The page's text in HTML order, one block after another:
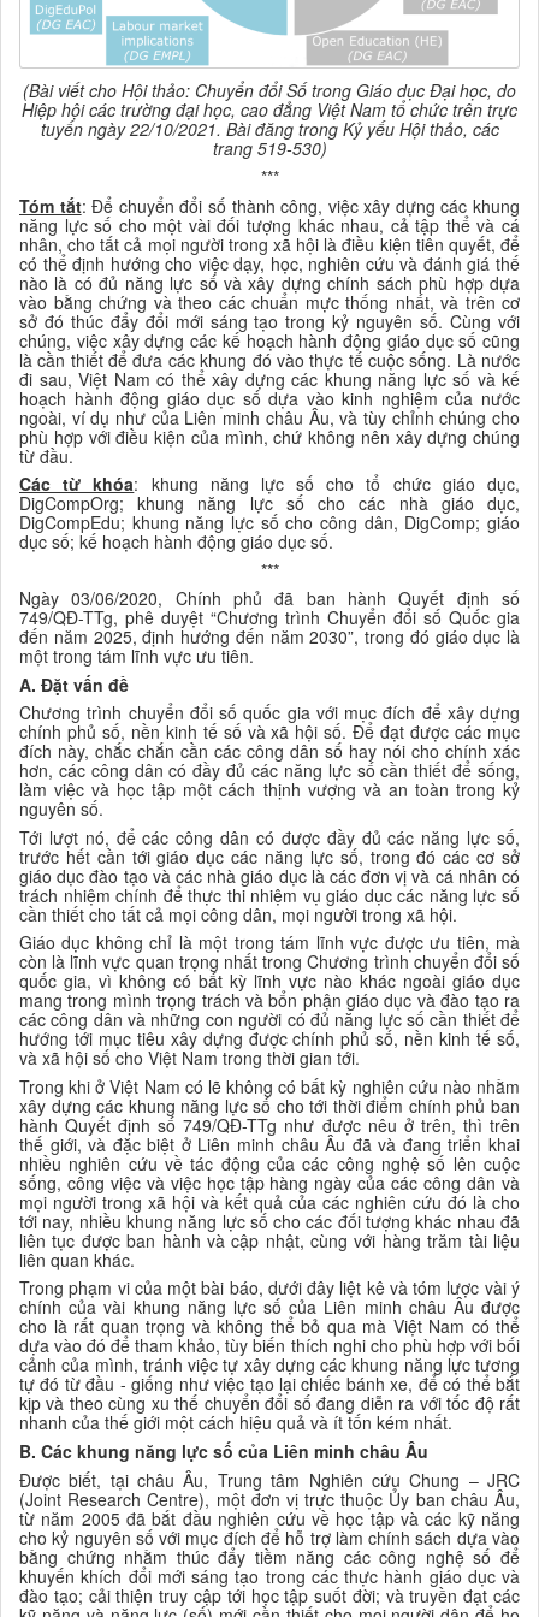
(Bài viết cho Hội thảo: Chuyển đổi Số trong Giáo dục Đại học, do
Hiệp hội các trường đại học, cao đẳng Việt Nam tổ chức trên trực
tuyến ngày 22/10/2021. Bài đăng trong Kỷ yếu Hội thảo, các
trang 519-530)
***
Tóm tắt: Để chuyển đổi số thành công, việc xây dựng các khung
năng lực số cho một vài đối tượng khác nhau, cả tập thể và cá
nhân, cho tất cả mọi người trong xã hội là điều kiện tiên quyết, để
có thể định hướng cho việc dạy, học, nghiên cứu và đánh giá thế
nào là có đủ năng lực số và xây dựng chính sách phù hợp dựa
vào bằng chứng và theo các chuẩn mực thống nhất, và trên cơ
sở đó thúc đẩy đổi mới sáng tạo trong kỷ nguyên số. Cùng với
chúng, việc xây dựng các kế hoạch hành động giáo dục số cũng
là cần thiết để đưa các khung đó vào thực tế cuộc sống. Là nước
đi sau, Việt Nam có thể xây dựng các khung năng lực số và kế
hoạch hành động giáo dục số dựa vào kinh nghiệm của nước
ngoài, ví dụ như của Liên minh châu Âu, và tùy chỉnh chúng cho
phù hợp với điều kiện của mình, chứ không nên xây dựng chúng
từ đầu.
Các từ khóa: khung năng lực số cho tổ chức giáo dục,
DigCompOrg; khung năng lực số cho các nhà giáo dục,
DigCompEdu; khung năng lực số cho công dân, DigComp; giáo
dục số; kế hoạch hành động giáo dục số.
***
Ngày 03/06/2020, Chính phủ đã ban hành Quyết định số
749/QĐ-TTg, phê duyệt “Chương trình Chuyển đổi số Quốc gia
đến năm 2025, định hướng đến năm 2030”, trong đó giáo dục là
một trong tám lĩnh vực ưu tiên.
A. Đặt vấn đề
Chương trình chuyển đổi số quốc gia với mục đích để xây dựng
chính phủ số, nền kinh tế số và xã hội số. Để đạt được các mục
đích này, chắc chắn cần các công dân số hay nói cho chính xác
hơn, các công dân có đầy đủ các năng lực số cần thiết để sống,
làm việc và học tập một cách thịnh vượng và an toàn trong kỷ
nguyên số.
Tới lượt nó, để các công dân có được đầy đủ các năng lực số,
trước hết cần tới giáo dục các năng lực số, trong đó các cơ sở
giáo dục đào tạo và các nhà giáo dục là các đơn vị và cá nhân có
trách nhiệm chính để thực thi nhiệm vụ giáo dục các năng lực số
cần thiết cho tất cả mọi công dân, mọi người trong xã hội.
Giáo dục không chỉ là một trong tám lĩnh vực được ưu tiên, mà
còn là lĩnh vực quan trọng nhất trong Chương trình chuyển đổi số
quốc gia, vì không có bất kỳ lĩnh vực nào khác ngoài giáo dục
mang trong mình trọng trách và bổn phận giáo dục và đào tạo ra
các công dân và những con người có đủ năng lực số cần thiết để
hướng tới mục tiêu xây dựng được chính phủ số, nền kinh tế số,
và xã hội số cho Việt Nam trong thời gian tới.
Trong khi ở Việt Nam có lẽ không có bất kỳ nghiên cứu nào nhằm
xây dựng các khung năng lực số cho tới thời điểm chính phủ ban
hành Quyết định số 749/QĐ-TTg như được nêu ở trên, thì trên
thế giới, và đặc biệt ở Liên minh châu Âu đã và đang triển khai
nhiều nghiên cứu về tác động của các công nghệ số lên cuộc
sống, công việc và việc học tập hàng ngày của các công dân và
mọi người trong xã hội và kết quả của các nghiên cứu đó là cho
tới nay, nhiều khung năng lực số cho các đối tượng khác nhau đã
liên tục được ban hành và cập nhật, cùng với hàng trăm tài liệu
liên quan khác.
Trong phạm vi của một bài báo, dưới đây liệt kê và tóm lược vài ý
chính của vài khung năng lực số của Liên minh châu Âu được
cho là rất quan trọng và không thể bỏ qua mà Việt Nam có thể
dựa vào đó để tham khảo, tùy biến thích nghi cho phù hợp với bối
cảnh của mình, tránh việc tự xây dựng các khung năng lực tương
tự đó từ đầu - giống như việc tạo lại chiếc bánh xe, để có thể bắt
kịp và theo cùng xu thế chuyển đổi số đang diễn ra với tốc độ rất
nhanh của thế giới một cách hiệu quả và ít tốn kém nhất.
B. Các khung năng lực số của Liên minh châu Âu
Được biết, tại châu Âu, Trung tâm Nghiên cứu Chung – JRC
(Joint Research Centre), một đơn vị trực thuộc Ủy ban châu Âu,
từ năm 2005 đã bắt đầu nghiên cứu về học tập và các kỹ năng
cho kỷ nguyên số với mục đích để hỗ trợ làm chính sách dựa vào
bằng chứng nhằm thúc đẩy tiềm năng các công nghệ số để
khuyến khích đổi mới sáng tạo trong các thực hành giáo dục và
đào tạo; cải thiện truy cập tới học tập suốt đời; và truyền đạt các